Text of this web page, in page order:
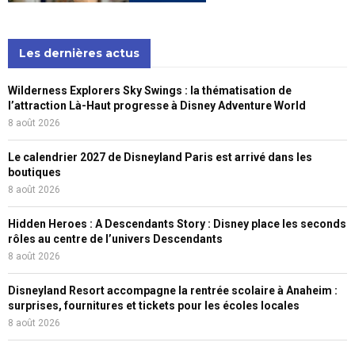
Les dernières actus
Wilderness Explorers Sky Swings : la thématisation de
l’attraction Là-Haut progresse à Disney Adventure World
8 août 2026
Le calendrier 2027 de Disneyland Paris est arrivé dans les
boutiques
8 août 2026
Hidden Heroes : A Descendants Story : Disney place les seconds
rôles au centre de l’univers Descendants
8 août 2026
Disneyland Resort accompagne la rentrée scolaire à Anaheim :
surprises, fournitures et tickets pour les écoles locales
8 août 2026